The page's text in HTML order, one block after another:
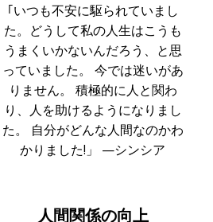
｢いつも不安に駆られていまし
た。どうして私の人生はこうも
うまくいかないんだろう、と思
っていました。 今では迷いがあ
りません。 積極的に人と関わ
り、人を助けるようになりまし
た。 自分がどんな人間なのかわ
かりました!」 —シンシア
人間関係の向上